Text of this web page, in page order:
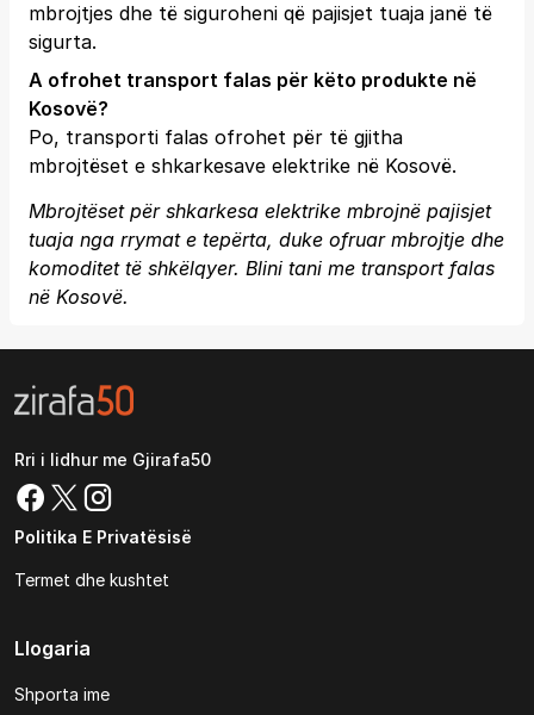
mbrojtjes dhe të siguroheni që pajisjet tuaja janë të
sigurta.
A ofrohet transport falas për këto produkte në
Kosovë?
Po, transporti falas ofrohet për të gjitha
mbrojtëset e shkarkesave elektrike në Kosovë.
Mbrojtëset për shkarkesa elektrike mbrojnë pajisjet
tuaja nga rrymat e tepërta, duke ofruar mbrojtje dhe
komoditet të shkëlqyer. Blini tani me transport falas
në Kosovë.
Rri i lidhur me Gjirafa50
Politika E Privatësisë
Termet dhe kushtet
Llogaria
Shporta ime